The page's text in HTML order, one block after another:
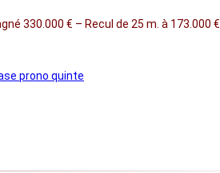
330.000 € – Recul de 25 m. à 173.000